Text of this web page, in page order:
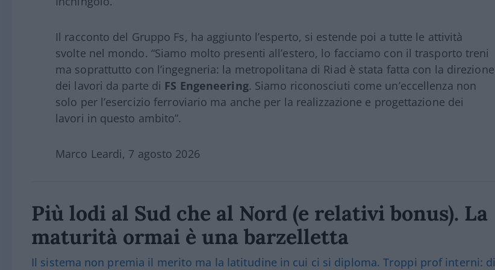
Il racconto del Gruppo Fs, ha aggiunto l’esperto, si estende poi a tutte le attività
svolte nel mondo. “Siamo molto presenti all’estero, lo facciamo con il trasporto treni
ma soprattutto con l’ingegneria: la metropolitana di Riad è stata fatta con la direzione
dei lavori da parte di FS Engeneering. Siamo riconosciuti come un’eccellenza non
solo per l’esercizio ferroviario ma anche per la realizzazione e progettazione dei
lavori in questo ambito”.
Marco Leardi, 7 agosto 2026
Più lodi al Sud che al Nord (e relativi bonus). La
maturità ormai è una barzelletta
Il sistema non premia il merito ma la latitudine in cui ci si diploma. Troppi prof interni: di